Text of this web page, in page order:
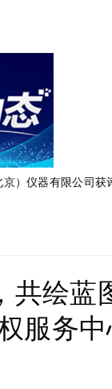
）仪器有限公司获
共绘蓝
服务